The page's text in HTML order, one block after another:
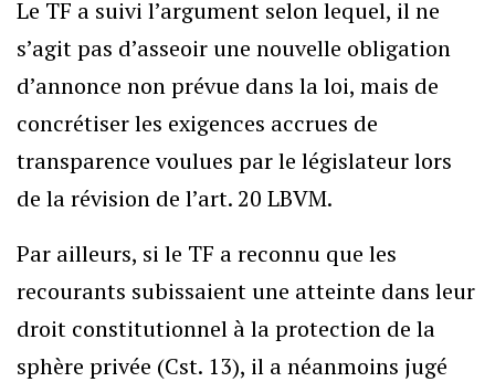
Le TF a suivi l’argument selon lequel, il ne
s’agit pas d’asseoir une nouvelle obligation
d’annonce non prévue dans la loi, mais de
concrétiser les exigences accrues de
transparence voulues par le législateur lors
de la révision de l’art. 20 LBVM.
Par ailleurs, si le TF a reconnu que les
recourants subissaient une atteinte dans leur
droit constitutionnel à la protection de la
sphère privée (Cst. 13), il a néanmoins jugé